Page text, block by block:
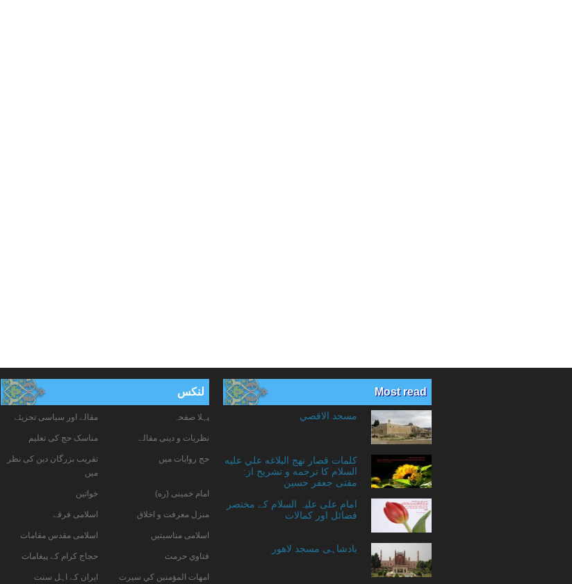
Most read
مسجد الاقصي
کلمات قصار نهج البلاغه علي عليه
السلام کا ترجمه و تشریح از:
مفتی جعفر حسین
امام علی علیہ السلام کے مختصر
فضائل اور کمالات
بادشاہی مسجد لاهور
لنکس
پہلا صفحہ مقالے اور سیاسی تجزیئے
نظریات و دینی مقالے مناسک حج کی تعلیم
حج روایات میں
تقریب بزرگان دین کی نظر
میں
امام خمینی (ره) خواتين
منزل معرفت و اخلاق اسلامی فرقے
اسلامی مناسبتیں اسلامی مقدس مقامات
فتاوي حرمت حجاج کرام کے پیغامات
امهات المؤمنين كي سيرت ایران کے اہل سنت